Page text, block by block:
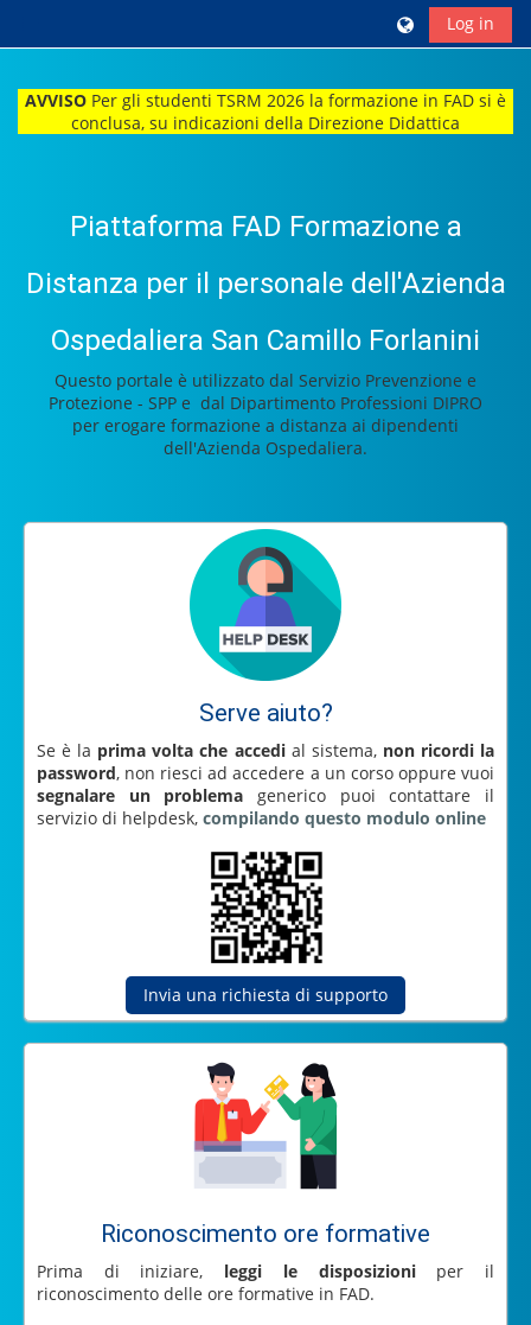
Side panel
Log in
AVVISO Per gli studenti TSRM 2026 la formazione in FAD si è
conclusa, su indicazioni della Direzione Didattica
Piattaforma FAD Formazione a
Distanza per il personale dell'Azienda
Ospedaliera San Camillo Forlanini
Questo portale è utilizzato dal Servizio Prevenzione e
Protezione - SPP e dal Dipartimento Professioni DIPRO
per erogare formazione a distanza ai dipendenti
dell'Azienda Ospedaliera.
Serve aiuto?
Se è la prima volta che accedi al sistema, non ricordi la
password, non riesci ad accedere a un corso oppure vuoi
segnalare un problema generico puoi contattare il
servizio di helpdesk, compilando questo modulo online
oppure
Invia una richiesta di supporto
Riconoscimento ore formative
Prima di iniziare, leggi le disposizioni per il
riconoscimento delle ore formative in FAD.